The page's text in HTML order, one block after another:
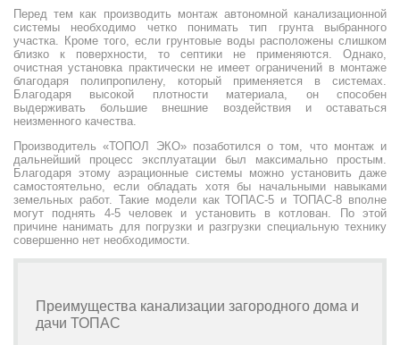
Перед тем как производить монтаж автономной канализационной
системы необходимо четко понимать тип грунта выбранного
участка. Кроме того, если грунтовые воды расположены слишком
близко к поверхности, то септики не применяются. Однако,
очистная установка практически не имеет ограничений в монтаже
благодаря полипропилену, который применяется в системах.
Благодаря высокой плотности материала, он способен
выдерживать большие внешние воздействия и оставаться
неизменного качества.
Производитель «ТОПОЛ ЭКО» позаботился о том, что монтаж и
дальнейший процесс эксплуатации был максимально простым.
Благодаря этому аэрационные системы можно установить даже
самостоятельно, если обладать хотя бы начальными навыками
земельных работ. Такие модели как ТОПАС-5 и ТОПАС-8 вполне
могут поднять 4-5 человек и установить в котлован. По этой
причине нанимать для погрузки и разгрузки специальную технику
совершенно нет необходимости.
Преимущества канализации загородного дома и
дачи ТОПАС